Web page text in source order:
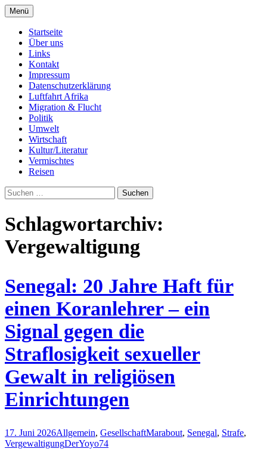
Zum
Inhalt
springen
AFRICA live
Afrika
Menü
Startseite
Über uns
Links
Kontakt
Impressum
Datenschutzerklärung
Luftfahrt Afrika
Migration & Flucht
Politik
Umwelt
Wirtschaft
Kultur/Literatur
Vermischtes
Reisen
Suchen
nach:
Schlagwortarchiv:
Vergewaltigung
Senegal: 20 Jahre Haft für
einen Koranlehrer – ein
Signal gegen die
Straflosigkeit sexueller
Gewalt in religiösen
Einrichtungen
17. Juni 2026Allgemein, GesellschaftMarabout, Senegal, Strafe,
VergewaltigungDerYoyo74